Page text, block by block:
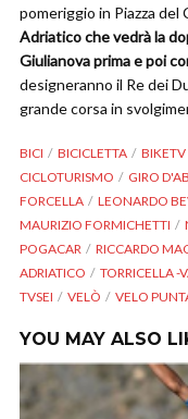
pomeriggio in Piazza del
Adriatico che vedrà la
Giulianova prima e poi
designeranno il Re dei
grande corsa in
BICI BICICLETTA BIKETV
CICLOTURISMO
GIRO
FORCELLA
LEONARDO
MAURIZIO FORMICHETTI
POGACAR
RICCARDO
ADRIATICO
TORRICELLA -
TVSEI
VELÒ VELO
YOU MAY ALSO